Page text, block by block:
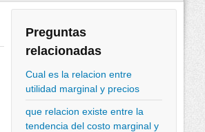
Preguntas
relacionadas
Cual es la relacion entre
utilidad marginal y precios
que relacion existe entre la
tendencia del costo marginal y